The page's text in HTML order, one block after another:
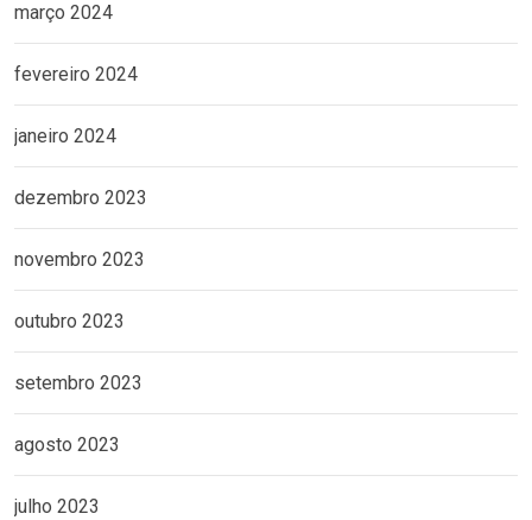
março 2024
fevereiro 2024
janeiro 2024
dezembro 2023
novembro 2023
outubro 2023
setembro 2023
agosto 2023
julho 2023